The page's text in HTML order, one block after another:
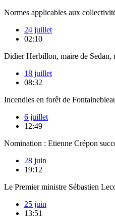
Normes applicables aux
24 juillet
02:10
Didier Herbillon, maire de Sedan,
18 juillet
08:32
Incendies en forêt de
6 juillet
12:49
Nomination : Etienne Crépon
28 juin
19:12
Le Premier ministre Sébastien
25 juin
13:51